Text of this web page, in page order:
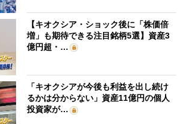
【キオクシア・ショック後に「株価倍
増」も期待できる注目銘柄5選】資産3
億円超・…
「キオクシアが今後も利益を出し続け
るかは分からない」資産11億円の個人
投資家が…